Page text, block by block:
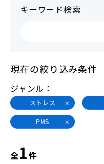
キーワード検索
現在の絞り込み条件
ジャンル
ストレス
PMS
全1件